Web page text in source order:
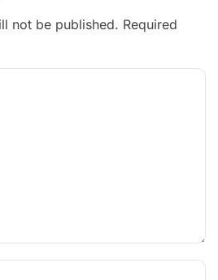
not be published. Required